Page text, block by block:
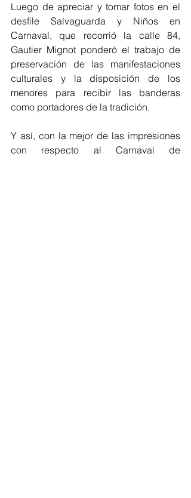
Luego de apreciar y tomar fotos en el
desfile Salvaguarda y Niños en
Carnaval, que recorrió la calle 84,
Gautier Mignot ponderó el trabajo de
preservación de las manifestaciones
culturales y la disposición de los
menores para recibir las banderas
como portadores de la tradición.
Y así, con la mejor de las impresiones
con respecto al Carnaval de